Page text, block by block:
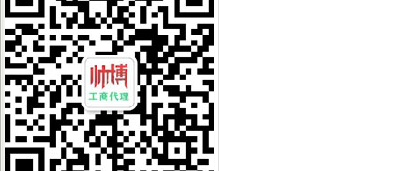
海关无纸化签约
北京海关提高通关效率助推跨境电商进口增7成_秦岛生活网
[股市360]上海通关无纸化实现海陆空全覆盖国内财经-财经
无纸化报关
长沙海关无纸化报关单超80%_城视网
宁波无纸化报关宁波电子报关宁波买单报关专业安全高效便捷-阿
电子口岸无纸化签约
龙岩关区进入通关无纸化时代惠及200多家企业_龙岩新闻_福建之窗
电子口岸与出口退税系统操作全流程实战指南【全本_书评_在线阅读】